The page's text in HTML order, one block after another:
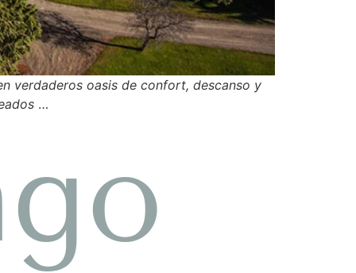
verdaderos oasis de confort, descanso y
…